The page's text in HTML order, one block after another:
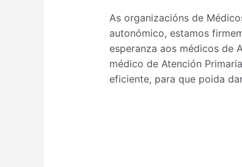
As organizacións de
autonómico, estamos
esperanza aos médicos de
médico de Atención
eficiente, para que poida